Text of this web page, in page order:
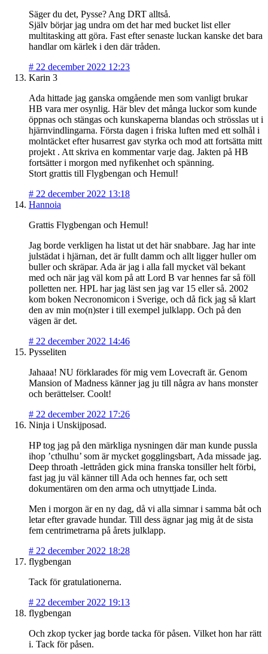
Säger du det, Pysse? Ang DRT alltså.
Själv börjar jag undra om det har med bucket list eller
multitasking att göra. Fast efter senaste luckan kanske det bara
handlar om kärlek i den där tråden.
# 22 december 2022 12:23
Karin 3
Ada hittade jag ganska omgående men som vanligt brukar
HB vara mer osynlig. Här blev det många luckor som kunde
öppnas och stängas och kunskaperna blandas och strösslas ut i
hjärnvindlingarna. Första dagen i friska luften med ett solhål i
molntäcket efter husarrest gav styrka och mod att fortsätta mitt
projekt . Att skriva en kommentar varje dag. Jakten på HB
fortsätter i morgon med nyfikenhet och spänning.
Stort grattis till Flygbengan och Hemul!
# 22 december 2022 13:18
Hannoia
Grattis Flygbengan och Hemul!
Jag borde verkligen ha listat ut det här snabbare. Jag har inte
julstädat i hjärnan, det är fullt damm och allt ligger huller om
buller och skräpar. Ada är jag i alla fall mycket väl bekant
med och när jag väl kom på att Lord B var hennes far så föll
polletten ner. HPL har jag läst sen jag var 15 eller så. 2002
kom boken Necronomicon i Sverige, och då fick jag så klart
den av min mo(n)ster i till exempel julklapp. Och på den
vägen är det.
# 22 december 2022 14:46
Pysseliten
Jahaaa! NU förklarades för mig vem Lovecraft är. Genom
Mansion of Madness känner jag ju till några av hans monster
och berättelser. Coolt!
# 22 december 2022 17:26
Ninja i Unskijposad.
HP tog jag på den märkliga nysningen där man kunde pussla
ihop ’cthulhu’ som är mycket gogglingsbart, Ada missade jag.
Deep throath -lettråden gick mina franska tonsiller helt förbi,
fast jag ju väl känner till Ada och hennes far, och sett
dokumentären om den arma och utnyttjade Linda.
Men i morgon är en ny dag, då vi alla simnar i samma båt och
letar efter gravade hundar. Till dess ägnar jag mig åt de sista
fem centrimetrarna på årets julklapp.
# 22 december 2022 18:28
flygbengan
Tack för gratulationerna.
# 22 december 2022 19:13
flygbengan
Och zkop tycker jag borde tacka för påsen. Vilket hon har rätt
i. Tack för påsen.